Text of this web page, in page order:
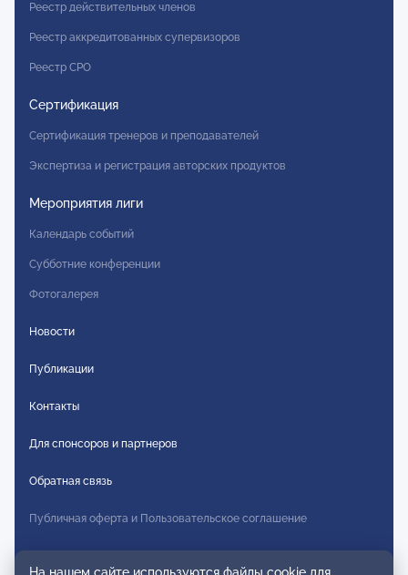
Реестр действительных членов
Реестр аккредитованных супервизоров
Реестр СРО
Сертификация
Сертификация тренеров и преподавателей
Экспертиза и регистрация авторских продуктов
Мероприятия лиги
Календарь событий
Субботние конференции
Фотогалерея
Новости
Публикации
Контакты
Для спонсоров и партнеров
Обратная связь
Публичная оферта и Пользовательское соглашение